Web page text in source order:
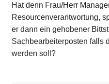
Hat denn Frau/Herr
Resourcenverantwortung,
er dann ein gehobener
Sachbearbeiterposten falls
werden soll?